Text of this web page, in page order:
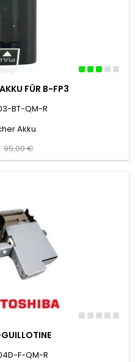
FÜR B-FP3
BT-QM-R
Akku
Verkaufspreis
95,00 €
F-QM-R